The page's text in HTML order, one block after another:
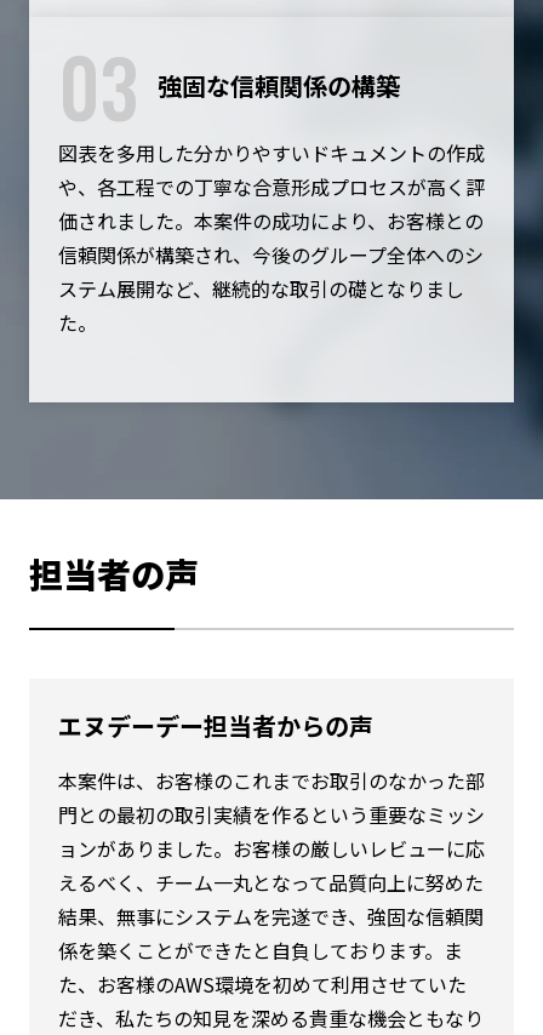
03 強固な信頼関係の構築
図表を多用した分かりやすいドキュメントの作成
や、各工程での丁寧な合意形成プロセスが高く評
価されました。本案件の成功により、お客様との
信頼関係が構築され、今後のグループ全体へのシ
ステム展開など、継続的な取引の礎となりまし
た。
担当者の声
エヌデーデー担当者からの声
本案件は、お客様のこれまでお取引のなかった部
門との最初の取引実績を作るという重要なミッシ
ョンがありました。お客様の厳しいレビューに応
えるべく、チーム一丸となって品質向上に努めた
結果、無事にシステムを完遂でき、強固な信頼関
係を築くことができたと自負しております。ま
た、お客様のAWS環境を初めて利用させていた
だき、私たちの知見を深める貴重な機会ともなり